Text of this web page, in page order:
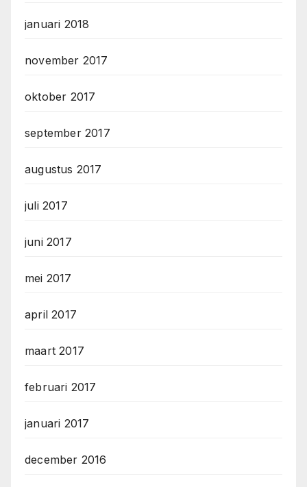
januari 2018
november 2017
oktober 2017
september 2017
augustus 2017
juli 2017
juni 2017
mei 2017
april 2017
maart 2017
februari 2017
januari 2017
december 2016